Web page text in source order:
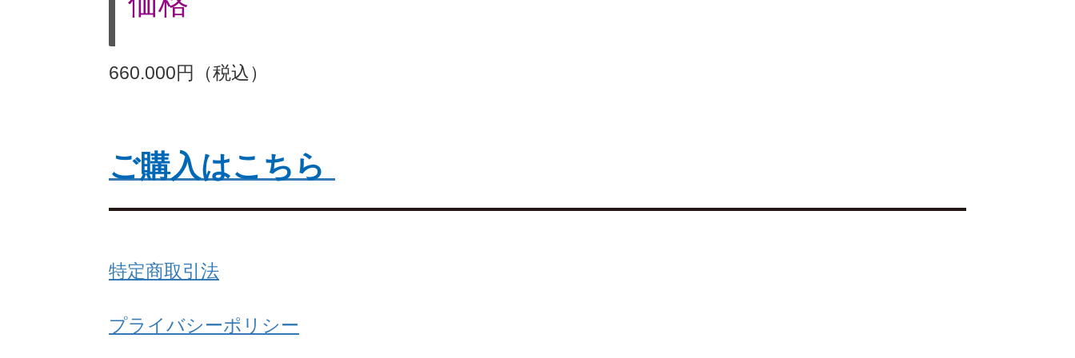
660.000円（税込）
ご購入はこちら
特定商取引法
プライバシーポリシー